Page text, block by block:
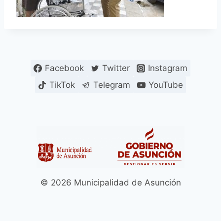
Facebook Twitter
Instagram
TikTok
Telegram YouTube
© 2026 Municipalidad de Asunción